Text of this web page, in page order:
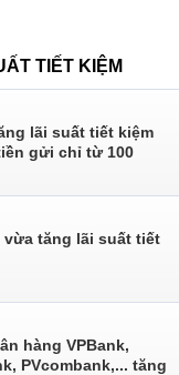
TIẾT KIỆM
lãi suất tiết kiệm
gửi chỉ từ 100
vừa tăng lãi suất tiết
hàng VPBank,
PVcombank,... tăng